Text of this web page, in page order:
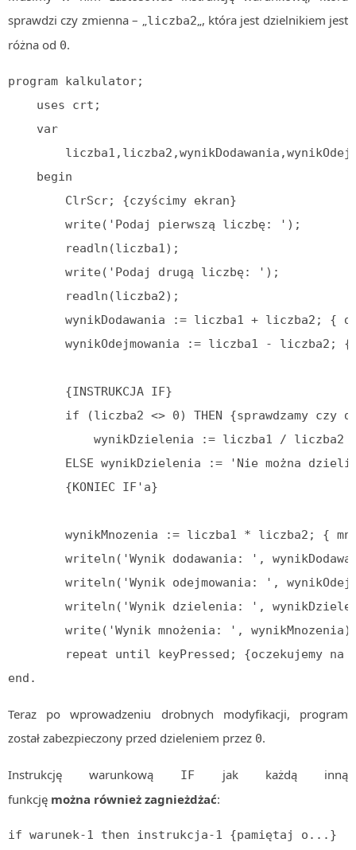
sprawdzi czy zmienna – „ liczba2 „, która jest dzielnikiem jest
różna od 0.
program kalkulator;
    uses crt;
    var
    begin
        ClrScr; {czyścimy ekran}
        write('Podaj pierwszą liczbę: ');
        readln(liczba1);
        write('Podaj drugą liczbę: ');
        readln(liczba2);
wynikDodawania := liczba1 + liczba2; {
wynikOdejmowania := liczba1 - liczba2; {
        {INSTRUKCJA IF}
if (liczba2 <> 0) THEN {sprawdzamy czy
wynikDzielenia := liczba1 / liczba2
ELSE wynikDzielenia := 'Nie można
        {KONIEC IF'a}
wynikMnozenia := liczba1 * liczba2; {
writeln('Wynik dodawania: ',
writeln('Wynik odejmowania: ',
writeln('Wynik dzielenia: ',
write('Wynik mnożenia: ',
repeat until keyPressed; {oczekujemy na
end.
Teraz po wprowadzeniu drobnych modyfikacji, program
został zabezpieczony przed dzieleniem przez 0.
Instrukcję warunkową IF jak każdą inną
funkcję można również zagnieżdżać:
if warunek-1 then instrukcja-1 {pamiętaj o...}